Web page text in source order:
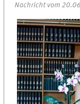
Nachricht vom